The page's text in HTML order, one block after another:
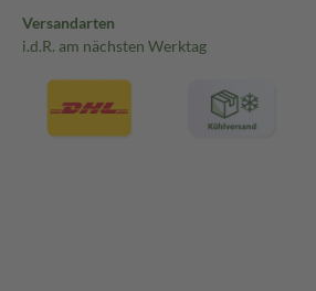
Versandarten
i.d.R. am nächsten Werktag